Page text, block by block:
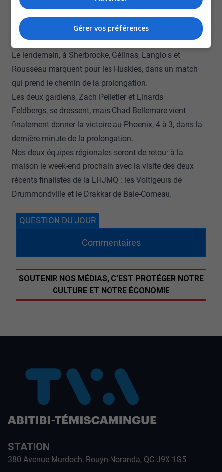
Rémi Gélinas est le seul marqueur pour les Huskies qui
s’inclinent 5 à 1 durant cette rencontre.
Le lendemain, à Sherbrooke, Gélinas, Langlois et
Rousseau marquent pour les Huskies, dans un match
qui prend le chemin de la prolongation.
Les deux gardiens, Zach Pelletier et Linards
Feldbergs, se dressent, mais Chad Bellemare vient
finalement donner la victoire au Phoenix, 4 à 3, dans la
dernière minute de la prolongation.
Nos deux équipes régionales seront de retour à la
maison le week-end prochain avec la visite des deux
récents finalistes de la LHJMQ : les Voltigeurs de
Drummondville et le Drakkar de Baie-Comeau.
QUESTION DU JOUR
Commentaires
SOUTENIR NOS MÉDIAS, C’EST PROTÉGER NOTRE
CULTURE ET NOTRE ÉCONOMIE
STATION
380 Avenue Murdoch, Rouyn-Noranda, QC J9X 1G5
Gérer vos préférences